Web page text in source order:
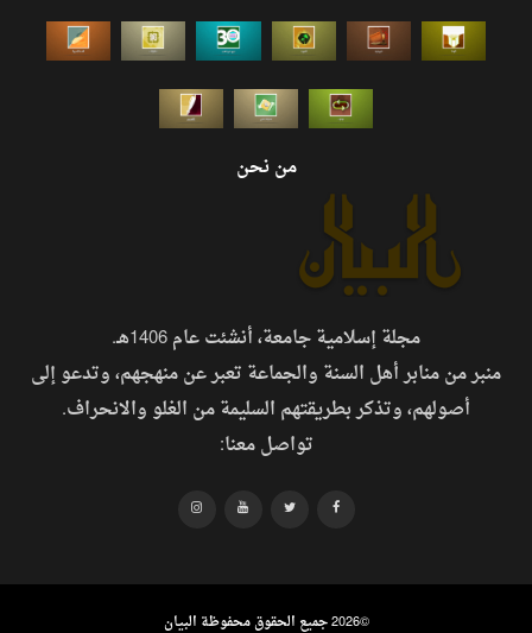
من نحن
مجلة إسلامية جامعة، أنشئت عام 1406هـ.
منبر من منابر أهل السنة والجماعة تعبر عن منهجهم، وتدعو إلى
أصولهم، وتذكر بطريقتهم السليمة من الغلو والانحراف.
تواصل معنا:
©2026 جميع الحقوق محفوظة البيان